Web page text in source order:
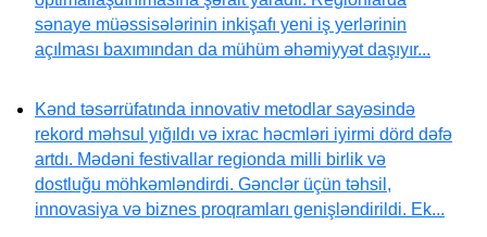
sənaye müəssisələrinin inkişafı yeni iş yerlərinin
açılması baxımından da mühüm əhəmiyyət daşıyır...
Kənd təsərrüfatında innovativ metodlar sayəsində
rekord məhsul yığıldı və ixrac həcmləri iyirmi dörd dəfə
artdı. Mədəni festivallar regionda milli birlik və
dostluğu möhkəmləndirdi. Gənclər üçün təhsil,
innovasiya və biznes proqramları genişləndirildi. Ek...